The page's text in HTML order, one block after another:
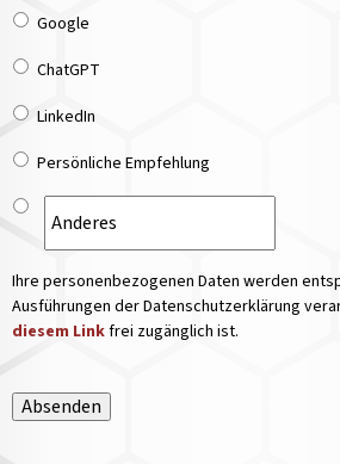
Google
ChatGPT
LinkedIn
Persönliche Empfehlung
Ihre personenbezogenen Daten werden
Ausführungen der Datenschutzerklärung
diesem Linkfrei zugänglich ist.
Absenden